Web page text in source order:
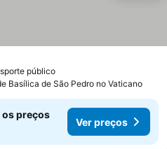
público
Basílica de São Pedro no Vaticano
os preços
Ver preços